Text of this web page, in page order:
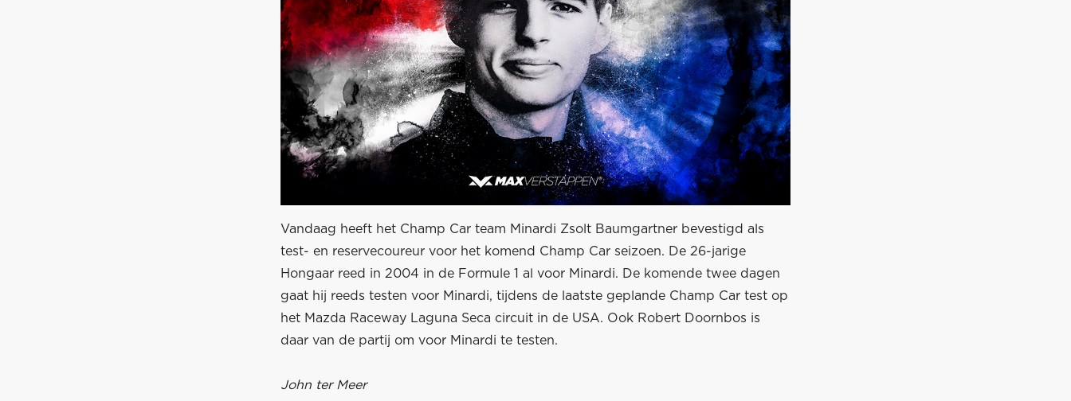
Vandaag heeft het Champ Car team Minardi Zsolt Baumgartner bevestigd als
test- en reservecoureur voor het komend Champ Car seizoen. De 26-jarige
Hongaar reed in 2004 in de Formule 1 al voor Minardi. De komende twee dagen
gaat hij reeds testen voor Minardi, tijdens de laatste geplande Champ Car test op
het Mazda Raceway Laguna Seca circuit in de USA. Ook Robert Doornbos is
daar van de partij om voor Minardi te testen.
John ter Meer